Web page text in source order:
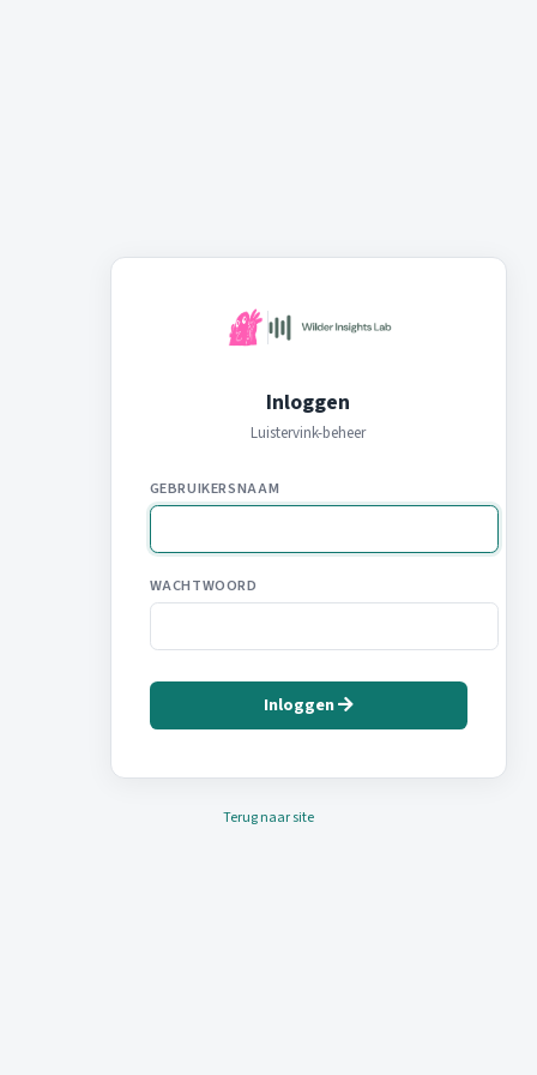
Inloggen
Luistervink-beheer
GEBRUIKERSNAAM
WACHTWOORD
Inloggen
Terug naar site